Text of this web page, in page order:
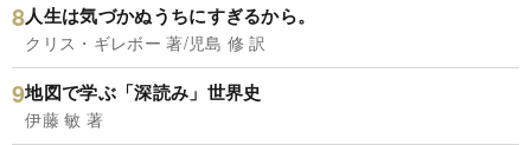
人生は気づかぬうちにすぎるから。
クリス・ギレボー 著/児島 修 訳
地図で学ぶ「深読み」世界史
伊藤 敏 著